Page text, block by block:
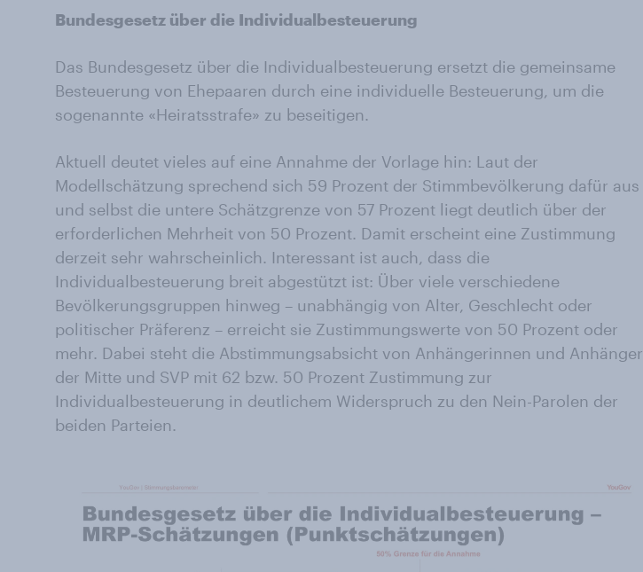
Bundesgesetz über die Individualbesteuerung
Das Bundesgesetz über die Individualbesteuerung ersetzt die gemeinsame
Besteuerung von Ehepaaren durch eine individuelle Besteuerung, um die
sogenannte «Heiratsstrafe» zu beseitigen.
Aktuell deutet vieles auf eine Annahme der Vorlage hin: Laut der
Modellschätzung sprechend sich 59 Prozent der Stimmbevölkerung dafür aus
und selbst die untere Schätzgrenze von 57 Prozent liegt deutlich über der
erforderlichen Mehrheit von 50 Prozent. Damit erscheint eine Zustimmung
derzeit sehr wahrscheinlich. Interessant ist auch, dass die
Individualbesteuerung breit abgestützt ist: Über viele verschiedene
Bevölkerungsgruppen hinweg – unabhängig von Alter, Geschlecht oder
politischer Präferenz – erreicht sie Zustimmungswerte von 50 Prozent oder
mehr. Dabei steht die Abstimmungsabsicht von Anhängerinnen und Anhänger
der Mitte und SVP mit 62 bzw. 50 Prozent Zustimmung zur
Individualbesteuerung in deutlichem Widerspruch zu den Nein-Parolen der
beiden Parteien.